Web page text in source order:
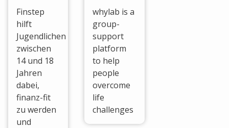
Finstep
hilft
Jugendlichen
zwischen
14 und 18
Jahren
dabei,
finanz-fit
zu werden
und
whylab is a
group-
support
platform
to help
people
overcome
life
challenges